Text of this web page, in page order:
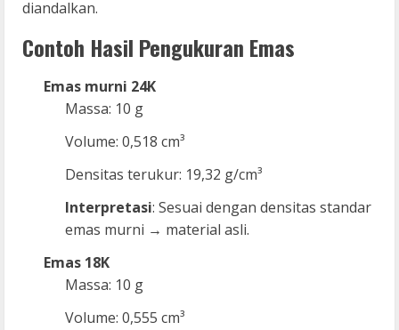
diandalkan.
Contoh Hasil Pengukuran Emas
Emas murni 24K
Massa: 10 g
Volume: 0,518 cm³
Densitas terukur: 19,32 g/cm³
Interpretasi: Sesuai dengan densitas standar
emas murni → material asli.
Emas 18K
Massa: 10 g
Volume: 0,555 cm³